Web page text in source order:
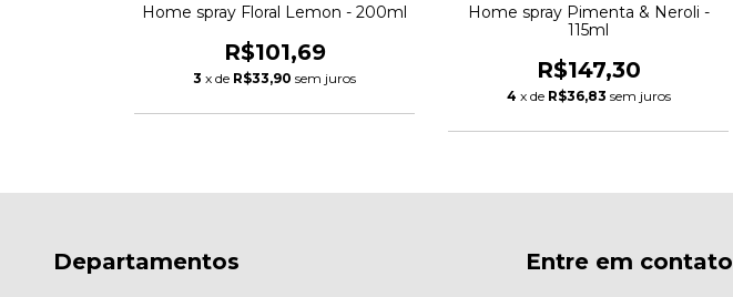
Home spray Floral Lemon - 200ml
R$101,69
3 x de R$33,90 sem juros
Home spray Pimenta & Neroli -
115ml
R$147,30
4 x de R$36,83 sem juros
Departamentos Entre em contato